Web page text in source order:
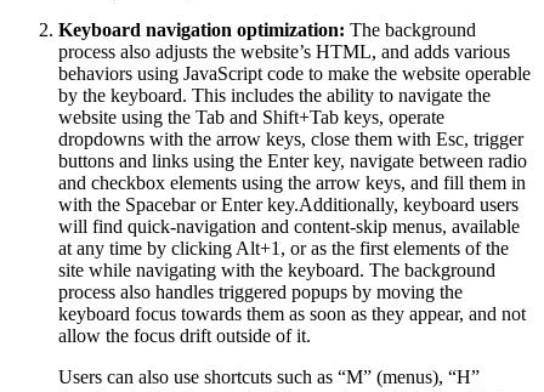
Keyboard navigation optimization: The background
process also adjusts the website’s HTML, and adds various
behaviors using JavaScript code to make the website operable
by the keyboard. This includes the ability to navigate the
website using the Tab and Shift+Tab keys, operate
dropdowns with the arrow keys, close them with Esc, trigger
buttons and links using the Enter key, navigate between radio
and checkbox elements using the arrow keys, and fill them in
with the Spacebar or Enter key.Additionally, keyboard users
will find quick-navigation and content-skip menus, available
at any time by clicking Alt+1, or as the first elements of the
site while navigating with the keyboard. The background
process also handles triggered popups by moving the
keyboard focus towards them as soon as they appear, and not
allow the focus drift outside of it.
Users can also use shortcuts such as “M” (menus), “H”